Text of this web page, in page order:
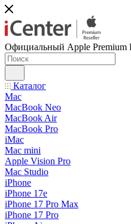
Официальный Apple Premium
Каталог
Mac
MacBook Neo
MacBook Air
MacBook Pro
iMac
Mac mini
Apple Vision Pro
Mac Studio
iPhone
iPhone 17e
iPhone 17 Pro Max
iPhone 17 Pro